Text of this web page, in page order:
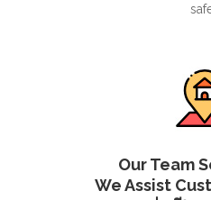
Our Team
We Assist